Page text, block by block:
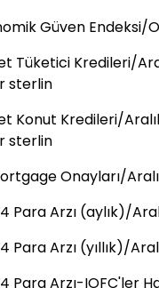
Güven Endeksi/
Tüketici Kredileri/
sterlin
Konut Kredileri/
sterlin
Onayları/
Para Arzı (aylık)/
Para Arzı (yıllık)/
Arzı-IOFC'ler